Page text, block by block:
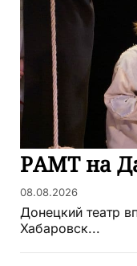
РАМТ на
08.08.2026
Донецкий театр
Хабаровск...